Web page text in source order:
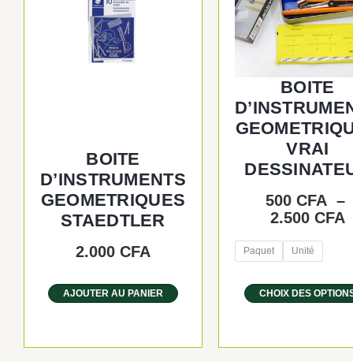
BOITE
D’INSTRUMENTS
GEOMETRIQUES
STAEDTLER
2.000 CFA
AJOUTER AU PANIER
BOITE
VRAI
500 CFA –
2.500 CFA
Paquet Unité
CHOIX DES
Les
options
peuvent
être
choisies
sur
la
page
du